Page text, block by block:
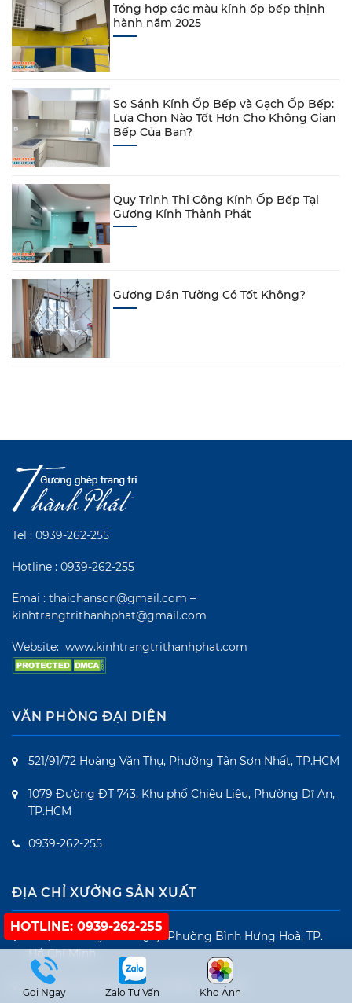
Tổng hợp các màu kính ốp bếp thịnh
hành năm 2025
So Sánh Kính Ốp Bếp và Gạch Ốp Bếp:
Lựa Chọn Nào Tốt Hơn Cho Không Gian
Bếp Của Bạn?
Quy Trình Thi Công Kính Ốp Bếp Tại
Gương Kính Thành Phát
Gương Dán Tường Có Tốt Không?
HOTLINE: 0939-262-255
Gọi Ngay Zalo Tư Vấn Kho Ảnh
Tel : 0939-262-255
Hotline : 0939-262-255
Emai : thaichanson@gmail.com –
kinhtrangtrithanhphat@gmail.com
Website: www.kinhtrangtrithanhphat.com
VĂN PHÒNG ĐẠI DIỆN
521/91/72 Hoàng Văn Thụ, Phường Tân Sơn Nhất, TP.HCM
1079 Đường ĐT 743, Khu phố Chiêu Liêu, Phường Dĩ An,
TP.HCM
0939-262-255
ĐỊA CHỈ XƯỞNG SẢN XUẤT
548/75 Tân Kỳ – Tân Quý, Phường Bình Hưng Hoà, TP.
Hồ Chí Minh
Số 665 Lê Văn Tách, P. An Bình, TP.HCM